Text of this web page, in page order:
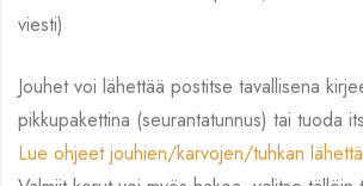
viesti)
Jouhet voi lähettää postitse tavallisena
pikkupakettina (seurantatunnus) tai tuoda
Lue ohjeet jouhien/karvojen/tuhkan